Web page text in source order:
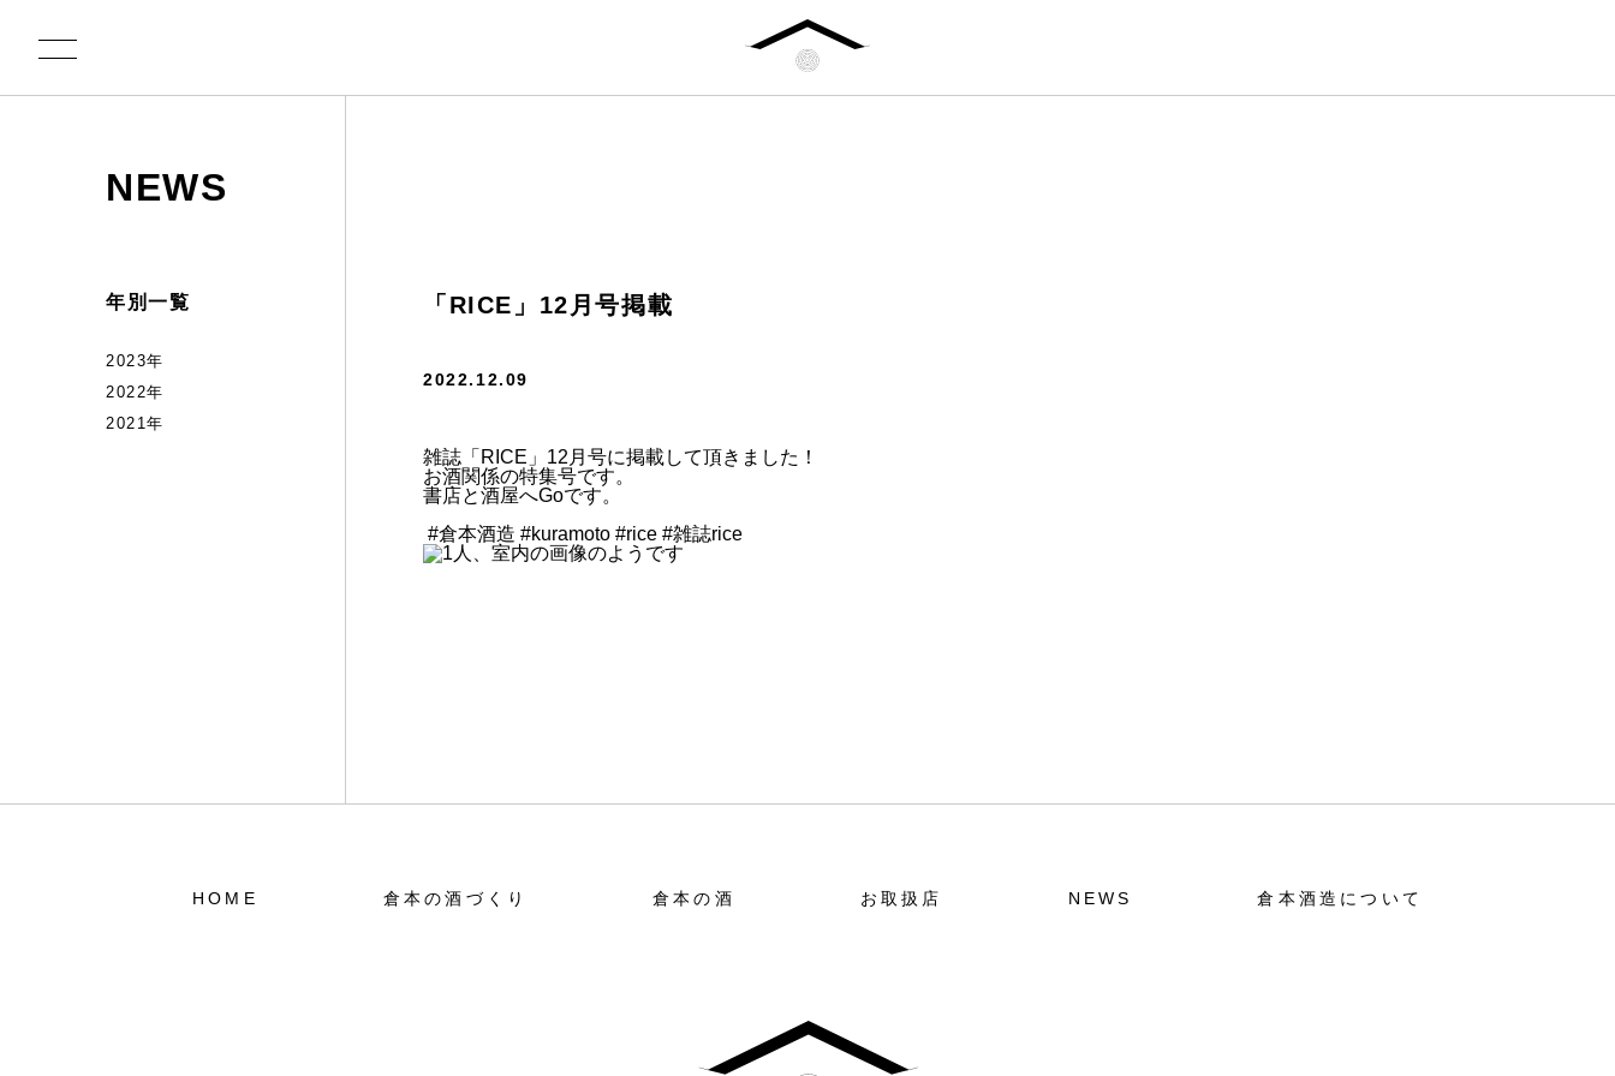
NEWS
年別一覧
2023年
2022年
2021年
「RICE」12月号掲載
2022.12.09
雑誌「RICE」12月号に掲載して頂きました！⁡
お酒関係の特集号です。⁡
⁡書店と酒屋へGoです。⁡⁡
#倉本酒造 #kuramoto #rice #雑誌rice
HOME 倉本の酒づくり 倉本の酒 お取扱店 NEWS 倉本酒造について